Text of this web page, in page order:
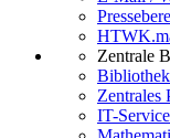
Zentrale
Zentrales
IT-